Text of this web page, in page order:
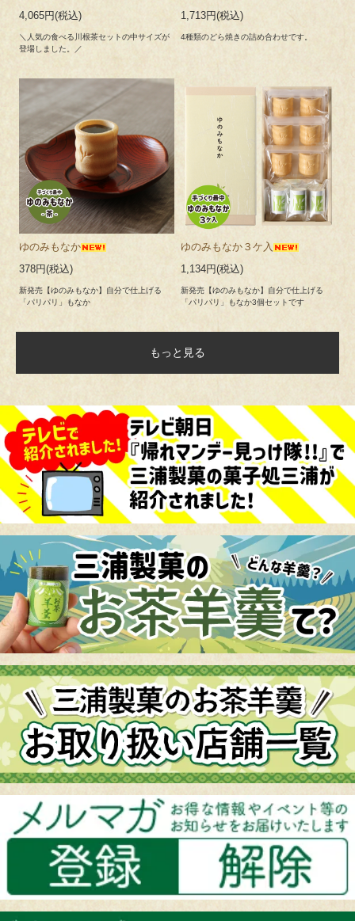
4,065円(税込)
＼人気の食べる川根茶セットの中サイズが
登場しました。／
1,713円(税込)
4種類のどら焼きの詰め合わせです。
ゆのみもなか
378円(税込)
新発売【ゆのみもなか】自分で仕上げる
「パリパリ」もなか
ゆのみもなか３ケ入
1,134円(税込)
新発売【ゆのみもなか】自分で仕上げる
「パリパリ」もなか3個セットです
もっと見る